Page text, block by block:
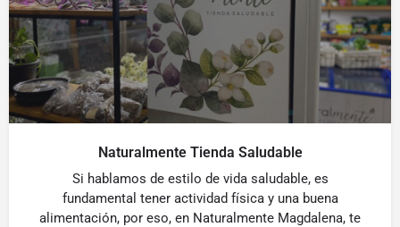
Naturalmente Tienda Saludable
Si hablamos de estilo de vida saludable, es
fundamental tener actividad física y una buena
alimentación, por eso, en Naturalmente Magdalena, te